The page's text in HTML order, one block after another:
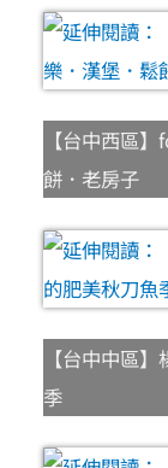
【台中西區
餅．老房子
【台中中區
季